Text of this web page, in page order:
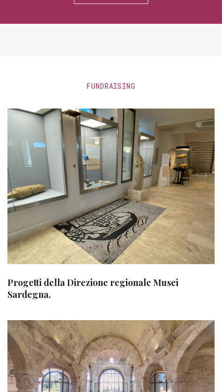
FUNDRAISING
Progetti della Direzione regionale Musei
Sardegna.